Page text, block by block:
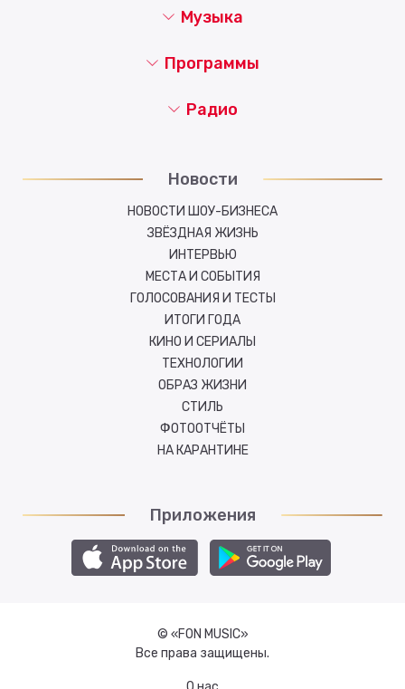
Музыка
Новости
НОВОСТИ ШОУ-БИЗНЕСА
ЗВЁЗДНАЯ ЖИЗНЬ
ИНТЕРВЬЮ
МЕСТА И СОБЫТИЯ
ГОЛОСОВАНИЯ И ТЕСТЫ
ИТОГИ ГОДА
КИНО И СЕРИАЛЫ
ТЕХНОЛОГИИ
ОБРАЗ ЖИЗНИ
СТИЛЬ
ФОТООТЧЁТЫ
НА КАРАНТИНЕ
Программы
Радио
Приложения
© «FON MUSIC»
Все права защищены.